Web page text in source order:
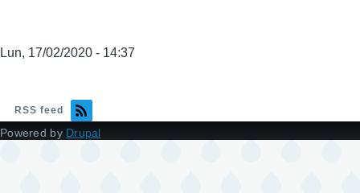
Lun, 17/02/2020 - 14:37
RSS feed
Powered by Drupal